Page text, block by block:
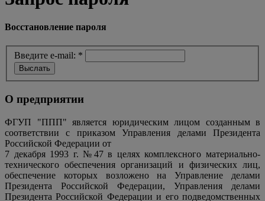
Восстановление пароля
Введите e-mail: *
О предприятии
ФГУП "ППП" является юридическим лицом созданным в
соответствии с приказом Управления делами Президента
Российской Федерации от
7 декабря 1993 г. №47 в целях комплексного материально-
технического обеспечения организаций и физических лиц,
обеспечение которых возложено на Управление делами
Президента Российской Федерации, Управления делами
Президента Российской Федерации и его подведомственных